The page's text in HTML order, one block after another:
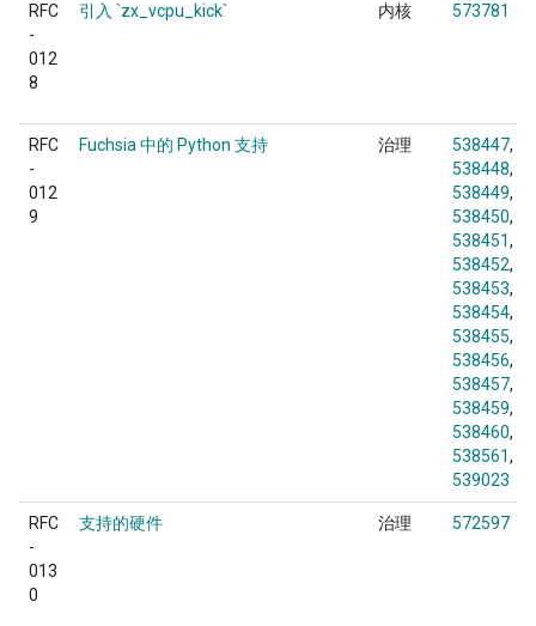
RFC
-
012
8
引入 `zx_vcpu_kick` 内核 573781
RFC
-
012
9
Fuchsia 中的 Python 支持 治理
538447
538448
538449
538450
538451
538452
538453
538454
538455
538456
538457
538459
538460
538561
539023
RFC
-
013
0
支持的硬件 治理 572597